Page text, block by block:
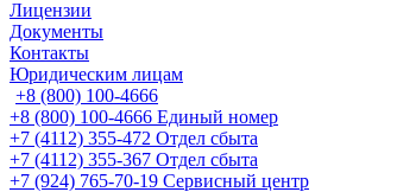
Лицензии
Документы
Контакты
Юридическим лицам
+8 (800) 100-4666
+8 (800) 100-4666 Единый номер
+7 (4112) 355-472 Отдел сбыта
+7 (4112) 355-367 Отдел сбыта
+7 (924) 765-70-19 Сервисный центр